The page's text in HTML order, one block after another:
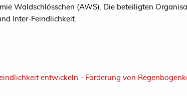
Waldschlösschen (AWS). Die beteiligten
Inter-Feindlichkeit.
entwickeln - Förderung von